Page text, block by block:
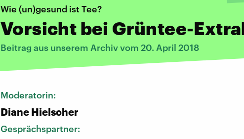
Wie (un)gesund ist Tee?
Vorsicht bei Grüntee-
Beitrag aus unserem Archiv vom 20. April 2018
Moderatorin:
Diane Hielscher
Gesprächspartner: